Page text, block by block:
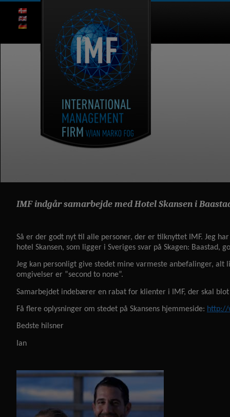
IMF indgår samarbejde med Hotel Skansen i
Så er der godt nyt til alle personer, der er tilknyttet IMF. Jeg
hotel Skansen, som ligger i Sveriges svar på Skagen: Baastad,
Jeg kan personligt give stedet mine varmeste anbefalinger, alt
omgivelser er ”second to none”.
Samarbejdet indebærer en rabat for klienter i IMF, der skal
Få flere oplysninger om stedet på Skansens hjemmeside: http://
Bedste hilsner
Ian